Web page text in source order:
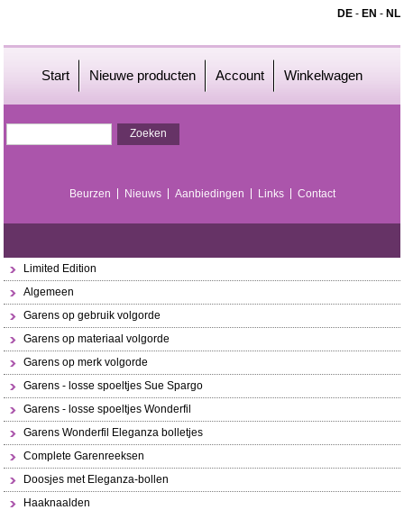
DE- EN - NL
Start Nieuwe producten Account Winkelwagen
Beurzen Nieuws Aanbiedingen Links Contact
Limited Edition
Algemeen
Garens op gebruik volgorde
Garens op materiaal volgorde
Garens op merk volgorde
Garens - losse spoeltjes Sue Spargo
Garens - losse spoeltjes Wonderfil
Garens Wonderfil Eleganza bolletjes
Complete Garenreeksen
Doosjes met Eleganza-bollen
Haaknaalden